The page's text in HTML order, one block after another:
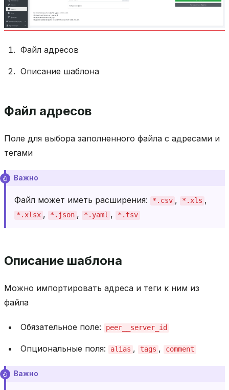
Файл адресов
Описание шаблона
Файл адресов
Поле для выбора заполненного файла с адресами и
тегами
Важно
Файл может иметь расширения: *.csv , *.xls ,
*.xlsx , *.json , *.yaml , *.tsv
Описание шаблона
Можно импортировать адреса и теги к ним из
файла
Обязательное поле: peer__server_id
Опциональные поля: alias , tags , comment
Важно